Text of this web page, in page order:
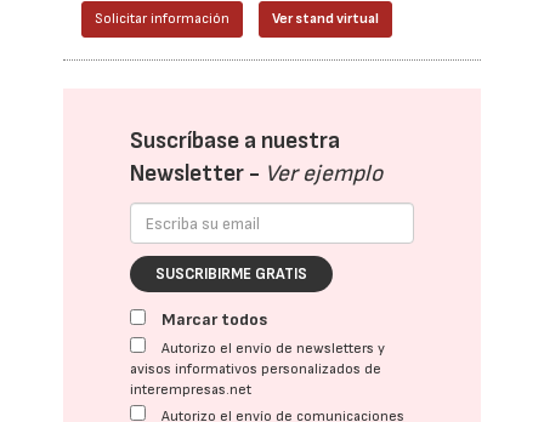
Solicitar información Ver stand virtual
Suscríbase a nuestra
Newsletter - Ver ejemplo
SUSCRIBIRME GRATIS
Marcar todos
Autorizo el envío de newsletters y
avisos informativos personalizados de
interempresas.net
Autorizo el envío de comunicaciones